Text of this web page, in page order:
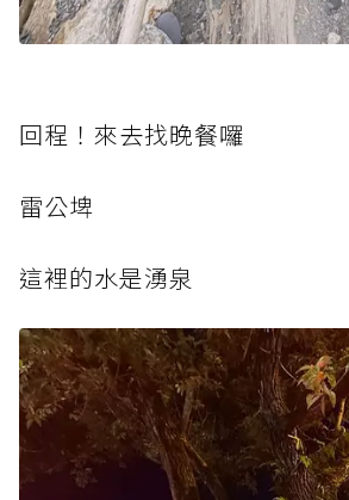
回程！來去找晚餐囉
雷公埤
這裡的水是湧泉